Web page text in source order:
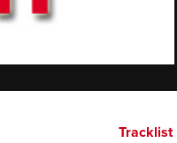
Tracklist